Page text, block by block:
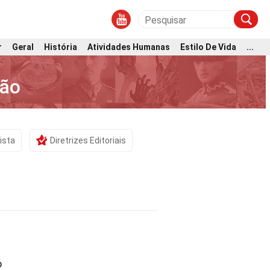
Geral História Atividades Humanas Estilo De Vida ...
Diretrizes Editoriais